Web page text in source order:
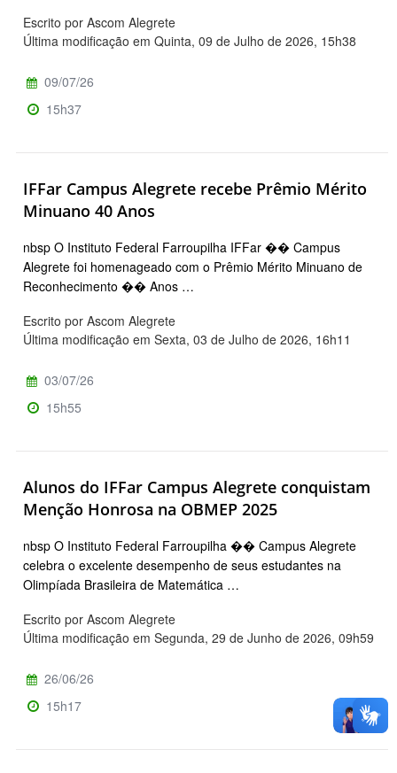
Escrito por Ascom Alegrete
Última modificação em Quinta, 09 de Julho de 2026, 15h38
09/07/26
15h37
IFFar Campus Alegrete recebe Prêmio Mérito
Minuano 40 Anos
nbsp O Instituto Federal Farroupilha IFFar �� Campus
Alegrete foi homenageado com o Prêmio Mérito Minuano de
Reconhecimento �� Anos …
Escrito por Ascom Alegrete
Última modificação em Sexta, 03 de Julho de 2026, 16h11
03/07/26
15h55
Alunos do IFFar Campus Alegrete conquistam
Menção Honrosa na OBMEP 2025
nbsp O Instituto Federal Farroupilha �� Campus Alegrete
celebra o excelente desempenho de seus estudantes na
Olimpíada Brasileira de Matemática …
Escrito por Ascom Alegrete
Última modificação em Segunda, 29 de Junho de 2026, 09h59
26/06/26
15h17